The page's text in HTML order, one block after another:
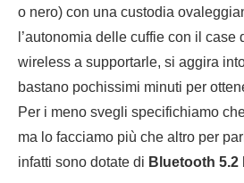
o nero) con una custodia
l’autonomia delle cuffie con il case
wireless a supportarle, si aggira
bastano pochissimi minuti per
Per i meno svegli specifichiamo
ma lo facciamo più che altro per
infatti sono dotate di Bluetooth 5.2